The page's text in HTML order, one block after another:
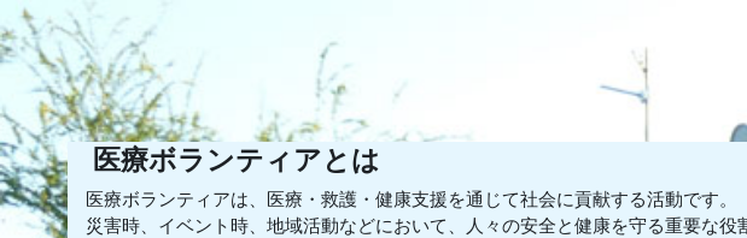
メインコンテンツへスキップする
医療ボランティアとは
医療ボランティアは、医療・救護・健康支援を通じて社会に貢献する活動です。
災害時、イベント時、地域活動などにおいて、人々の安全と健康を守る重要な役